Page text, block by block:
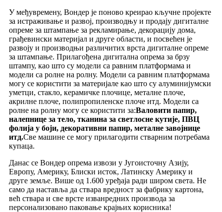
У међувремену, Вондер је поново креирао кључне пројекте
за истраживање и развој, производњу и продају дигиталне
опреме за штампање за рекламирање, декорацију дома,
грађевински материјал и друге области, и посвећен је
развоју и производњи различитих врста дигиталне опреме
за штампање. Прилагођена дигитална опрема за брзу
штампу, као што су модели са равним платформама и
модели са ролне на ролну. Модели са равним платформама
могу се користити за материјале као што су алуминијумски
уметци, стакло, керамичке плочице, металне плоче,
акрилне плоче, полипропиленске плоче итд. Модели са
ролне на ролну могу се користити за:Валовити папир,
налепнице за тело, тканина за светлосне кутије, ПВЦ
фолија у боји, декоративни папир, металне завојнице
итд.Све машине се могу прилагодити стварним потребама
купаца.
Данас се Вондер опрема извози у Југоисточну Азију,
Европу, Америку, Блиски исток, Латинску Америку и
друге земље. Више од 1.600 уређаја ради широм света. Не
само да наставља да ствара вредност за фабрику картона,
већ ствара и све врсте изванредних производа за
персонализовано паковање крајњих корисника!